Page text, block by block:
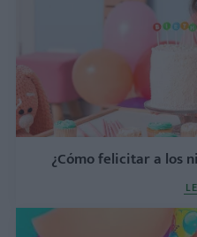
¿Cómo felicitar a los